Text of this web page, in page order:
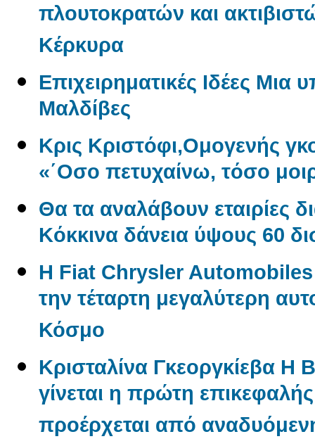
πλουτοκρατών και
Κέρκυρα
Επιχειρηματικές Ιδέες Μια
Μαλδίβες
Κρις Κριστόφι,Ομογενής
«΄Οσο πετυχαίνω, τόσο
Θα τα αναλάβουν εταιρίες
Kόκκινα δάνεια ύψους 60
Η Fiat Chrysler Automobiles
την τέταρτη μεγαλύτερη
Κόσμο
Κρισταλίνα Γκεοργκίεβα Η
γίνεται η πρώτη
προέρχεται από